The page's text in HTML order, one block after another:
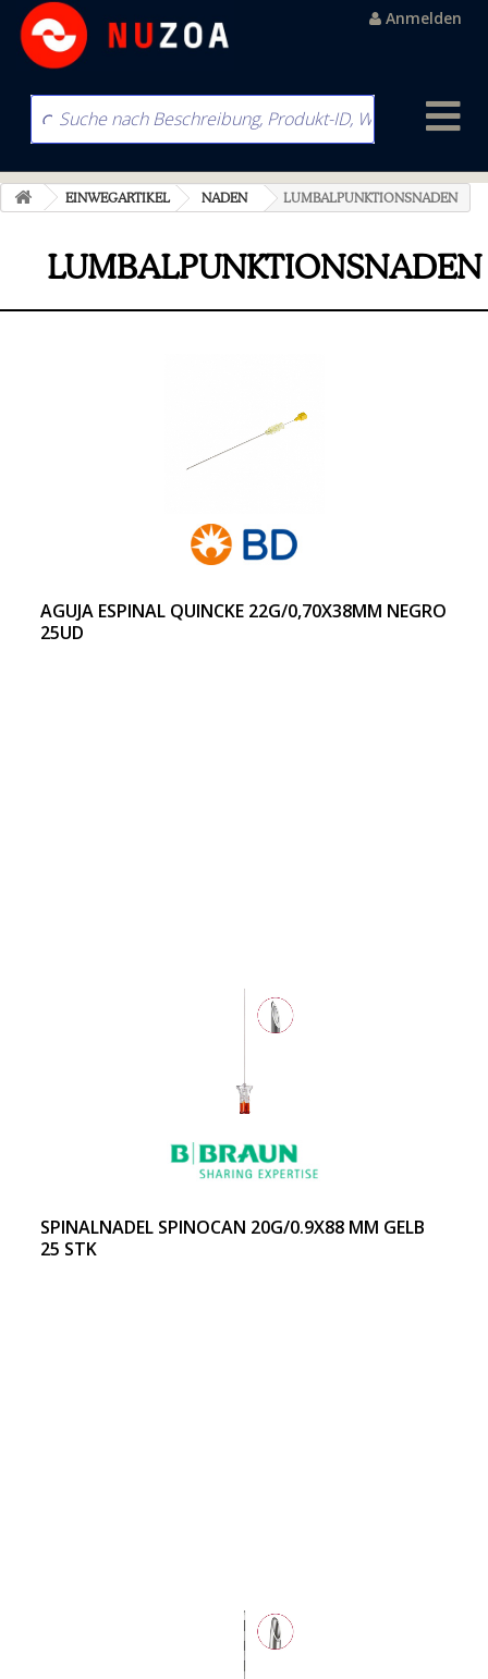
Anmelden
EINWEGARTIKEL NADEN LUMBALPUNKTIONSNADEN
LUMBALPUNKTIONSNADEN
AGUJA ESPINAL QUINCKE 22G/0,70X38MM NEGRO
25UD
SPINALNADEL SPINOCAN 20G/0.9X88 MM GELB
25 STK